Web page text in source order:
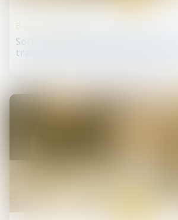
Sort du dépôt de garantie lors de
transactionnelle du bail commercial
Baux commerciaux